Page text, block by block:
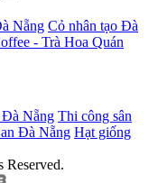
Nẵng Cỏ nhân tạo Đà
- Trà Hoa Quán
Nẵng Thi công sân
Đà Nẵng Hạt giống